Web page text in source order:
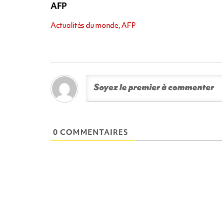
AFP
Actualités du monde, AFP
0 COMMENTAIRES